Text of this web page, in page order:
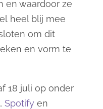
en waardoor ze
heel blij mee
om dit
en vorm te
18 juli op onder
, Spotifyen